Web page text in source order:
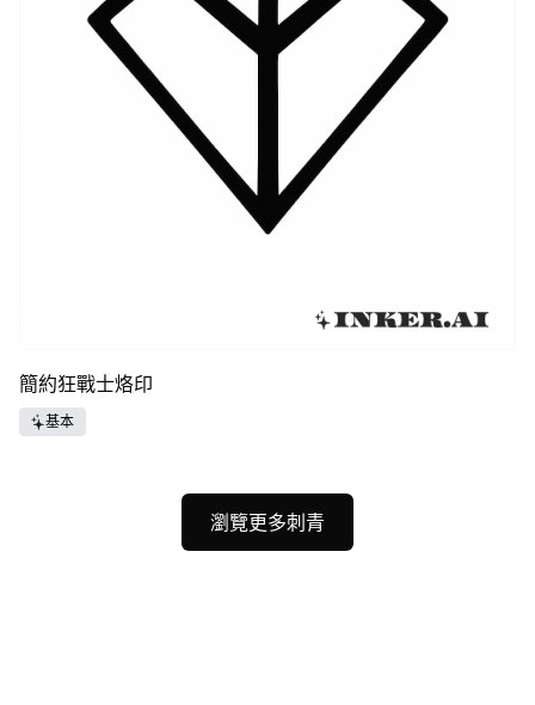
簡約狂戰士烙印
基本
瀏覽更多刺青